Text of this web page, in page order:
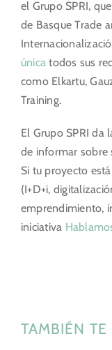
el Grupo SPRI,
de Basque Trade
única todos sus
como Elkartu,
Training.
El Grupo SPRI da
de informar sobre
Si tu proyecto
(I+D+i,
emprendimiento,
iniciativa
TAMBIÉN TE